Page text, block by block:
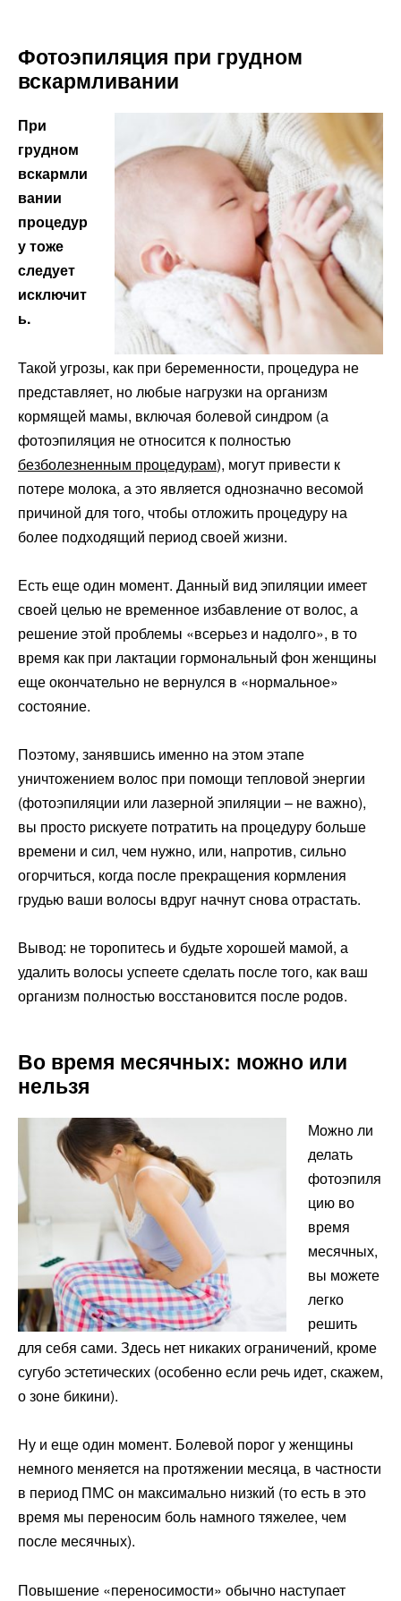
Фотоэпиляция при грудном
вскармливании
При
грудном
вскармли
вании
процедур
у тоже
следует
исключит
ь.
Такой угрозы, как при беременности, процедура не
представляет, но любые нагрузки на организм
кормящей мамы, включая болевой синдром (а
фотоэпиляция не относится к полностью
безболезненным процедурам), могут привести к
потере молока, а это является однозначно весомой
причиной для того, чтобы отложить процедуру на
более подходящий период своей жизни.
Есть еще один момент. Данный вид эпиляции имеет
своей целью не временное избавление от волос, а
решение этой проблемы «всерьез и надолго», в то
время как при лактации гормональный фон женщины
еще окончательно не вернулся в «нормальное»
состояние.
Поэтому, занявшись именно на этом этапе
уничтожением волос при помощи тепловой энергии
(фотоэпиляции или лазерной эпиляции – не важно),
вы просто рискуете потратить на процедуру больше
времени и сил, чем нужно, или, напротив, сильно
огорчиться, когда после прекращения кормления
грудью ваши волосы вдруг начнут снова отрастать.
Вывод: не торопитесь и будьте хорошей мамой, а
удалить волосы успеете сделать после того, как ваш
организм полностью восстановится после родов.
Во время месячных: можно или
нельзя
Можно ли
делать
фотоэпиля
цию во
время
месячных,
вы можете
легко
решить
для себя сами. Здесь нет никаких ограничений, кроме
сугубо эстетических (особенно если речь идет, скажем,
о зоне бикини).
Ну и еще один момент. Болевой порог у женщины
немного меняется на протяжении месяца, в частности
в период ПМС он максимально низкий (то есть в это
время мы переносим боль намного тяжелее, чем
после месячных).
Повышение «переносимости» обычно наступает